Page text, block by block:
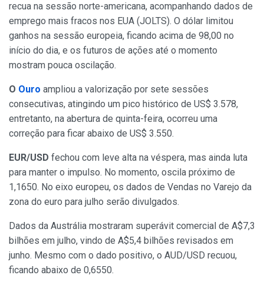
recua na sessão norte-americana, acompanhando dados de
emprego mais fracos nos EUA (JOLTS). O dólar limitou
ganhos na sessão europeia, ficando acima de 98,00 no
início do dia, e os futuros de ações até o momento
mostram pouca oscilação.
O Ouro ampliou a valorização por sete sessões
consecutivas, atingindo um pico histórico de US$ 3.578,
entretanto, na abertura de quinta-feira, ocorreu uma
correção para ficar abaixo de US$ 3.550.
EUR/USD fechou com leve alta na véspera, mas ainda luta
para manter o impulso. No momento, oscila próximo de
1,1650. No eixo europeu, os dados de Vendas no Varejo da
zona do euro para julho serão divulgados.
Dados da Austrália mostraram superávit comercial de A$7,3
bilhões em julho, vindo de A$5,4 bilhões revisados em
junho. Mesmo com o dado positivo, o AUD/USD recuou,
ficando abaixo de 0,6550.